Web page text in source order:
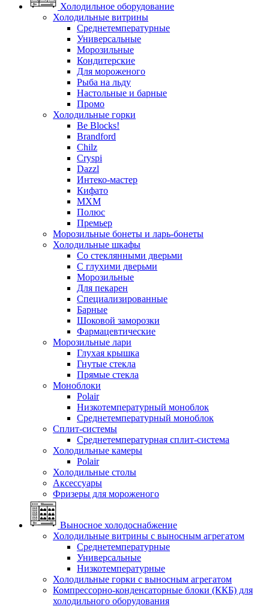
Холодильное оборудование
Холодильные витрины
Среднетемпературные
Универсальные
Морозильные
Кондитерские
Для мороженого
Рыба на льду
Настольные и барные
Промо
Холодильные горки
Be Blocks!
Brandford
Chilz
Cryspi
Dazzl
Интеко-мастер
Кифато
МХМ
Полюс
Премьер
Морозильные бонеты и ларь-бонеты
Холодильные шкафы
Со стеклянными дверьми
С глухими дверьми
Морозильные
Для пекарен
Специализированные
Барные
Шоковой заморозки
Фармацевтические
Морозильные лари
Глухая крышка
Гнутые стекла
Прямые стекла
Моноблоки
Polair
Низкотемпературный моноблок
Среднетемпературный моноблок
Сплит-системы
Среднетемпературная сплит-система
Холодильные камеры
Polair
Холодильные столы
Аксессуары
Фризеры для мороженого
Выносное холодоснабжение
Холодильные витрины с выносным агрегатом
Среднетемпературные
Универсальные
Низкотемпературные
Холодильные горки с выносным агрегатом
Компрессорно-конденсаторные блоки (ККБ) для
холодильного оборудования